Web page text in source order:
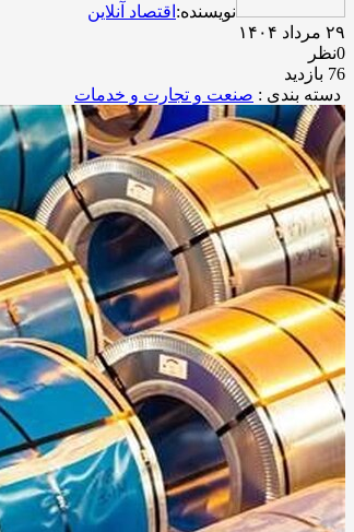
نویسنده: اقتصاد آنلاین
۲۹ مرداد ۱۴۰۴
0نظر
76 بازدید
دسته بندی : صنعت و تجارت و خدمات